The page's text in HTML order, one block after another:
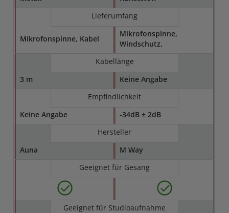
Lieferumfang
Mikrofonspinne, Kabel
Mikrofonspinne,
Windschutz,
Kabellänge
3 m
Keine Angabe
Empfindlichkeit
Keine Angabe
-34dB ± 2dB
Hersteller
Auna
M Way
Geeignet für Gesang
Geeignet für Studioaufnahme